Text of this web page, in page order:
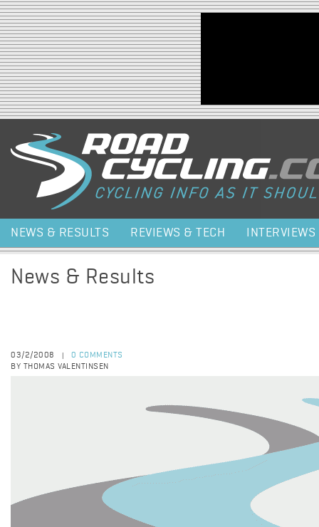
Jump to navigation
NEWS & RESULTS REVIEWS & TECH INTERVIEWS
News & Results
03/2/2008
0 COMMENTS
BY THOMAS VALENTINSEN